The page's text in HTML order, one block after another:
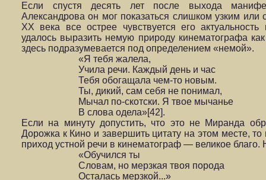
Если спустя десять лет после выхода
Александрова он мог показаться слишком узким
ХХ века все острее чувствуется его
удалось выразить немую природу кинематографа как
здесь подразумевается под определением «немой».
«Я тебя жалела,
Учила речи. Каждый день и час
Тебя обогащала чем-то новым.
Ты, дикий, сам себя не понимал,
Мычал по-скотски. Я твое мычанье
В слова одела»[42].
Если на минуту допустить, что это не Миранда
Дорожка к Кино и завершить цитату на этом месте, то
приход устной речи в кинематограф — великое благо.
«Обучился ты
Словам, но мерзкая твоя порода
Осталась мерзкой...»